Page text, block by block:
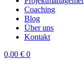
Coaching
Blog
Über uns
Kontakt
0,00 € 0